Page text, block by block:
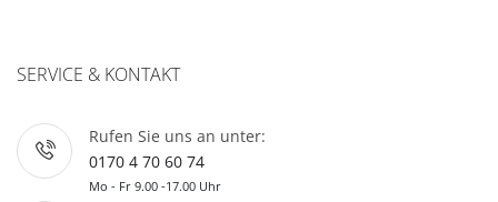
SERVICE & KONTAKT
Rufen Sie uns an unter:
0170 4 70 60 74
Mo - Fr 9.00 -17.00 Uhr